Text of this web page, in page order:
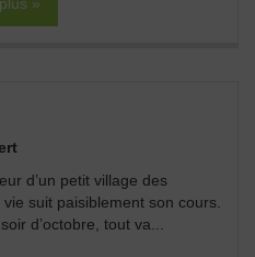
»
d’un petit village des
suit paisiblement son cours.
d’octobre, tout va...